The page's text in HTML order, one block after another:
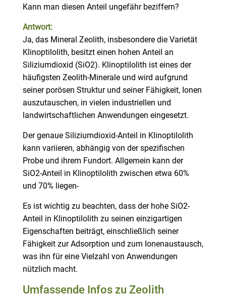
Kann man diesen Anteil ungefähr beziffern?
Antwort:
Ja, das Mineral Zeolith, insbesondere die Varietät
Klinoptilolith, besitzt einen hohen Anteil an
Siliziumdioxid (SiO2). Klinoptilolith ist eines der
häufigsten Zeolith-Minerale und wird aufgrund
seiner porösen Struktur und seiner Fähigkeit, Ionen
auszutauschen, in vielen industriellen und
landwirtschaftlichen Anwendungen eingesetzt.
Der genaue Siliziumdioxid-Anteil in Klinoptilolith
kann variieren, abhängig von der spezifischen
Probe und ihrem Fundort. Allgemein kann der
SiO2-Anteil in Klinoptilolith zwischen etwa 60%
und 70% liegen-
Es ist wichtig zu beachten, dass der hohe SiO2-
Anteil in Klinoptilolith zu seinen einzigartigen
Eigenschaften beiträgt, einschließlich seiner
Fähigkeit zur Adsorption und zum Ionenaustausch,
was ihn für eine Vielzahl von Anwendungen
nützlich macht.
Umfassende Infos zu Zeolith